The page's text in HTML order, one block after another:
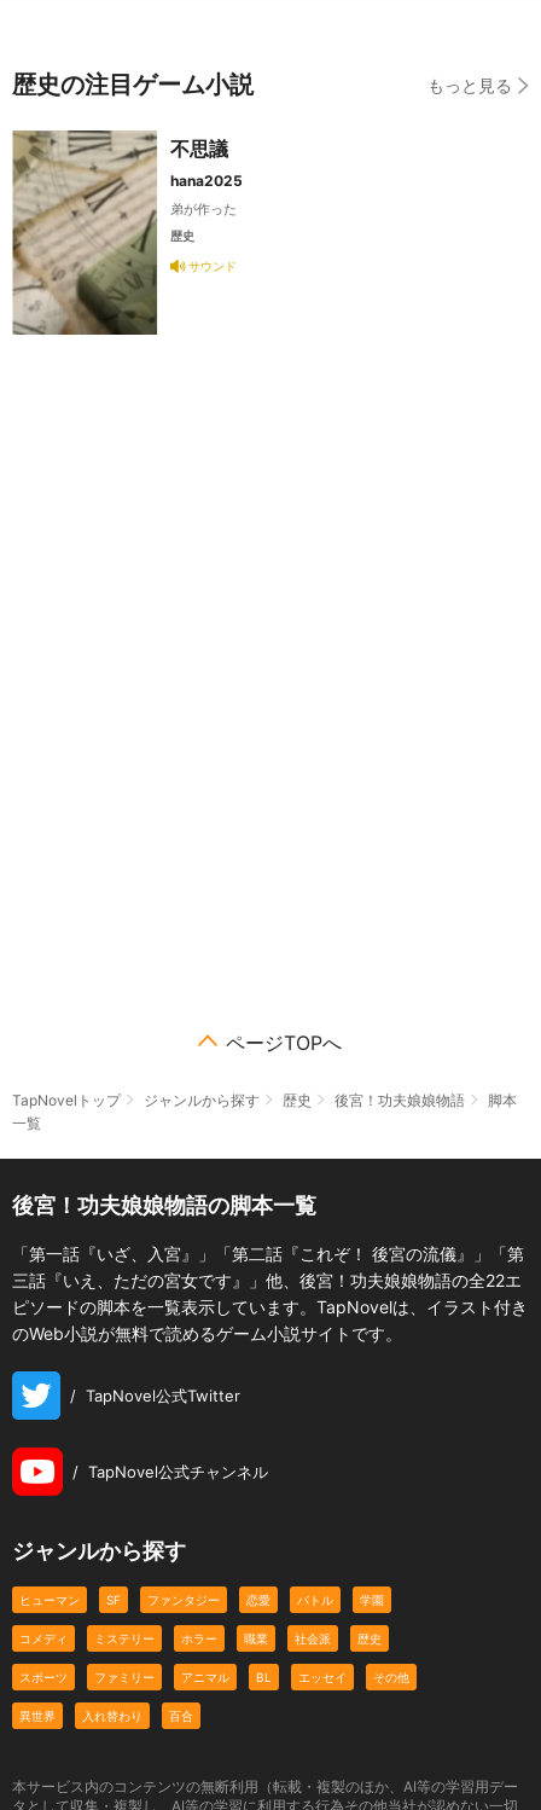
歴史の注目ゲーム小説 もっと見る
不思議
hana2025
弟が作った
歴史
サウンド
ページTOPへ
TapNovelトップ ジャンルから探す 歴史 後宮！功夫娘娘物語
脚本
一覧
後宮！功夫娘娘物語の脚本一覧
「第一話『いざ、入宮』」「第二話『これぞ！ 後宮の流儀』」「第
三話『いえ、ただの宮女です』」他、後宮！功夫娘娘物語の全22エ
ピソードの脚本を一覧表示しています。TapNovelは、イラスト付き
のWeb小説が無料で読めるゲーム小説サイトです。
/ TapNovel公式Twitter
/ TapNovel公式チャンネル
ジャンルから探す
ヒューマン SF ファンタジー 恋愛 バトル 学園
コメディ ミステリー ホラー 職業 社会派 歴史
スポーツ ファミリー アニマル BL エッセイ その他
異世界 入れ替わり 百合
本サービス内のコンテンツの無断利用（転載・複製のほか、AI等の学習用デー
タとして収集・複製し、AI等の学習に利用する行為その他当社が認めない一切